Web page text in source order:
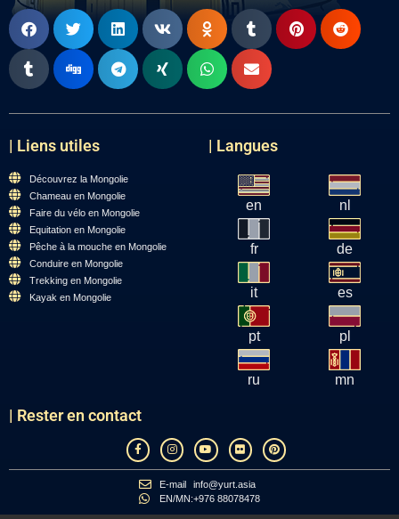
| Liens utiles
Découvrez la Mongolie
Chameau en Mongolie
Faire du vélo en Mongolie
Equitation en Mongolie
Pêche à la mouche en Mongolie
Conduire en Mongolie
Trekking en Mongolie
Kayak en Mongolie
| Langues
en nl
fr de
it es
pt pl
ru mn
| Rester en contact
E-mail
EN/MN:
info@yurt.asia
+976 88078478